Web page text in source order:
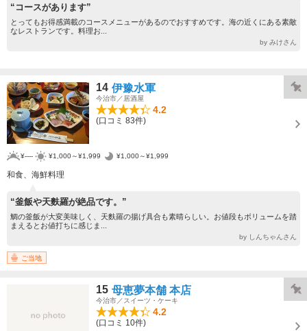
“コースがあります”
とってもお得感満載のコースメニューがあるのでおすすめです。海の近くにある素敵
なレストランです。料理お...
by みけさん
14 伊豫水軍
今治市／居酒屋
4.2
(口コミ 83件)
¥---- ¥1,000～¥1,999 ¥1,000～¥1,999
和食、海鮮料理
“釜飯や天麩羅が絶品です。”
鯛の釜飯が大変美味しく、天麩羅の揚げ具合も素晴らしい。お値段もボリュームを踏
まえるとお値打ちに感じま...
by しんちゃんさん
ご当地
15 母恵夢本舗 本店
今治市／スイーツ・ケーキ
4.2
(口コミ 10件)